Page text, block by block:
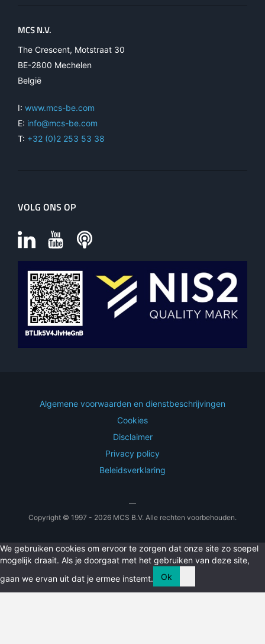
MCS N.V.
The Crescent, Motstraat 30
BE-2800 Mechelen
België
I: www.mcs-be.com
E: info@mcs-be.com
T: +32 (0)2 253 53 38
VOLG ONS OP
Algemene voorwaarden en dienstbeschrijvingen
Cookies
Disclaimer
Privacy policy
Beleidsverklaring
—
Copyright © 1997 - 2026 MCS B.V. Alle rechten voorbehouden.
We gebruiken cookies om ervoor te zorgen dat onze site zo soepel
mogelijk draait. Als je doorgaat met het gebruiken van deze site,
gaan we ervan uit dat je ermee instemt.
Ok